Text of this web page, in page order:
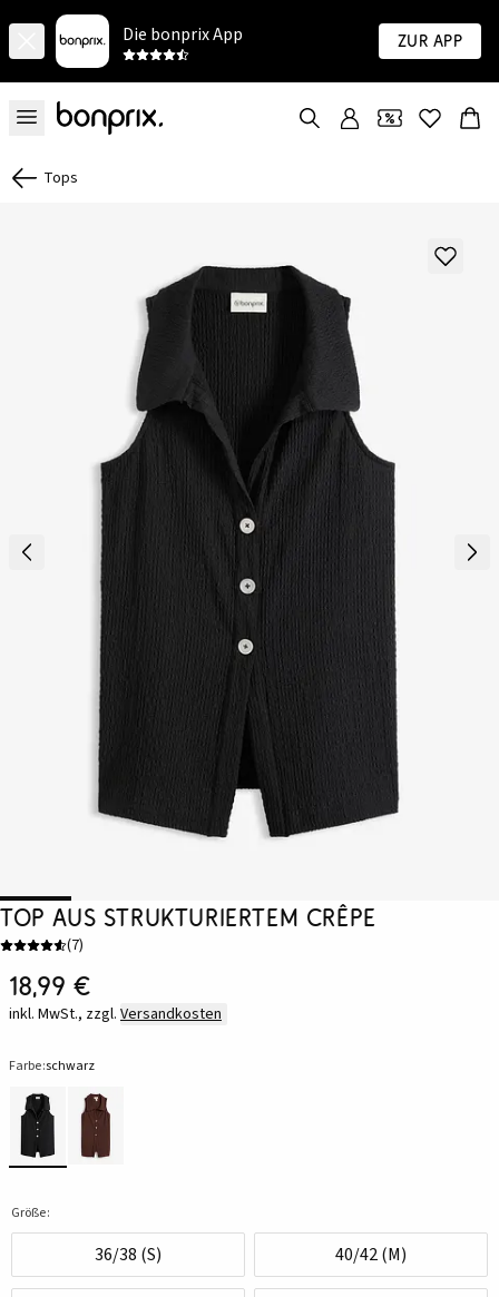
Die bonprix App Zur App
Tops
Top aus strukturiertem Crêpe
(7)
18,99 €
inkl. MwSt., zzgl. Versandkosten
Farbe:schwarz
Größe:
36/38 (S) 40/42 (M)